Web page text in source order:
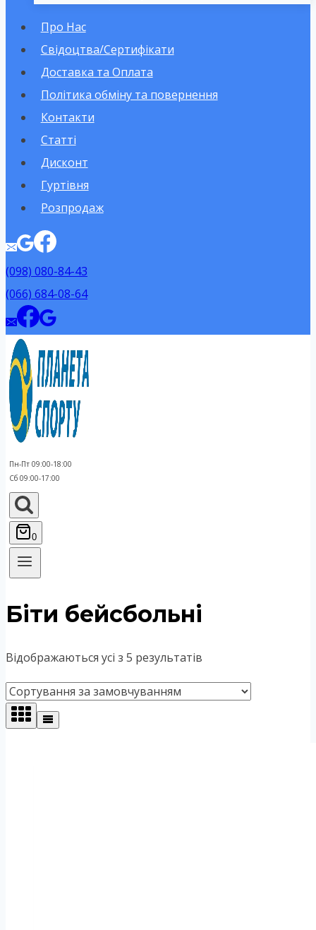
Про Нас
Свідоцтва/Сертифікати
Доставка та Оплата
Політика обміну та повернення
Контакти
Статті
Дисконт
Гуртівня
Розпродаж
(098) 080-84-43
(066) 684-08-64
Пн-Пт 09:00-18:00
Сб 09:00-17:00
0
Біти бейсбольні
Відображаються усі з 5 результатів